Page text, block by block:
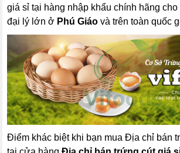
giá sỉ tại hàng nhập khẩu chính hãng
đại lý lớn ở Phú Giáo và trên toàn quốc
Điểm khác biệt khi bạn mua Địa chỉ bán